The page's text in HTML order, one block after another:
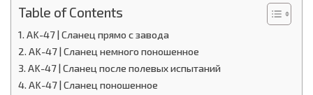
Table of Contents
AK-47 | Сланец прямо с завода
AK-47 | Сланец немного поношенное
AK-47 | Сланец после полевых испытаний
AK-47 | Сланец поношенное